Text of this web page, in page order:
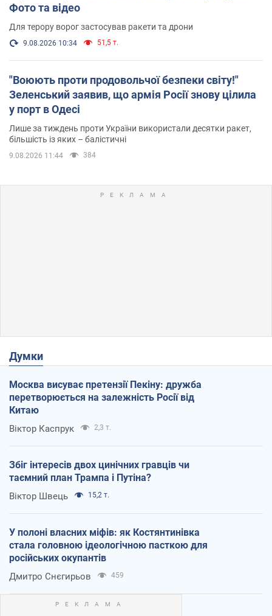
Фото та відео
Для терору ворог застосував ракети та дрони
9.08.2026 10:34 51,5 т.
"Воюють проти продовольчої безпеки світу!"
Зеленський заявив, що армія Росії знову цілила
у порт в Одесі
Лише за тиждень проти України використали десятки ракет,
більшість із яких – балістичні
9.08.2026 11:44 384
Думки
Москва висуває претензії Пекіну: дружба
перетворюється на залежність Росії від
Китаю
Віктор Каспрук 2,3 т.
Збіг інтересів двох цинічних гравців чи
таємний план Трампа і Путіна?
Віктор Швець 15,2 т.
У полоні власних міфів: як Костянтинівка
стала головною ідеологічною пасткою для
російських окупантів
Дмитро Снєгирьов 459